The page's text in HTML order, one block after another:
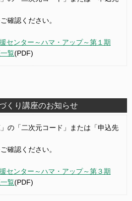
確認ください。
センター～ハマ・アップ～第１期
覧(PDF)
くり講座のお知らせ
の「二次元コード」または「申込先
確認ください。
センター～ハマ・アップ～第３期
覧(PDF)